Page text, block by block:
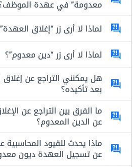
معدومة” في عهدة
لماذا لا أرى زر “إغلاق
لماذا لا أرى زر “دين معدوم”؟
هل يمكنني التراجع عن
بعد تأكيده؟
ما الفرق بين التراجع عن
عن الدين المعدوم؟
ماذا يحدث للقيود المحاسبية
عن تسجيل العهدة ديون